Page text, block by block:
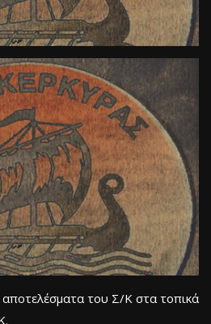
αποτελέσματα του Σ/Κ στα τοπικά